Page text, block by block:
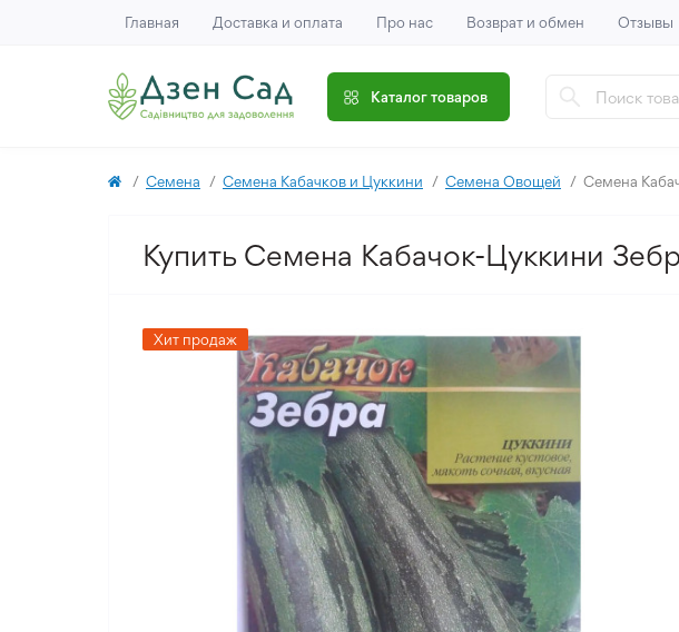
Главная Доставка и оплата Про нас Возврат и обмен Отзывы
Каталог товаров
Семена Семена Кабачков и Цуккини Семена Овощей Семена
Купить Семена Кабачок-Цуккини
Хит продаж